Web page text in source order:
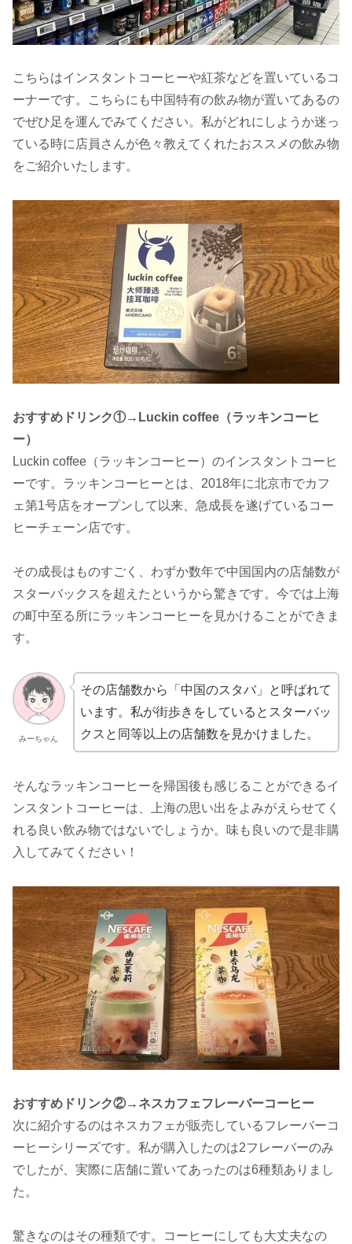
こちらはインスタントコーヒーや紅茶などを置いているコ
ーナーです。こちらにも中国特有の飲み物が置いてあるの
でぜひ足を運んでみてください。私がどれにしようか迷っ
ている時に店員さんが色々教えてくれたおススメの飲み物
をご紹介いたします。
おすすめドリンク①→Luckin coffee（ラッキンコーヒ
ー）
Luckin coffee（ラッキンコーヒー）のインスタントコーヒ
ーです。ラッキンコーヒーとは、2018年に北京市でカフ
ェ第1号店をオープンして以来、急成長を遂げているコー
ヒーチェーン店です。
その成長はものすごく、わずか数年で中国国内の店舗数が
スターバックスを超えたというから驚きです。今では上海
の町中至る所にラッキンコーヒーを見かけることができま
す。
みーちゃん
その店舗数から「中国のスタバ」と呼ばれて
います。私が街歩きをしているとスターバッ
クスと同等以上の店舗数を見かけました。
そんなラッキンコーヒーを帰国後も感じることができるイ
ンスタントコーヒーは、上海の思い出をよみがえらせてく
れる良い飲み物ではないでしょうか。味も良いので是非購
入してみてください！
おすすめドリンク②→ネスカフェフレーバーコーヒー
次に紹介するのはネスカフェが販売しているフレーバーコ
ーヒーシリーズです。私が購入したのは2フレーバーのみ
でしたが、実際に店舗に置いてあったのは6種類ありまし
た。
驚きなのはその種類です。コーヒーにしても大丈夫なの